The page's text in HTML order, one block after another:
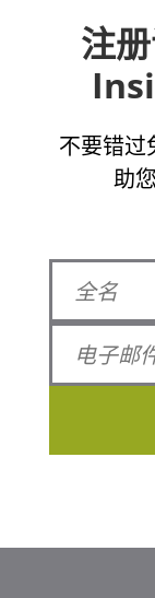
注
不要错过
助